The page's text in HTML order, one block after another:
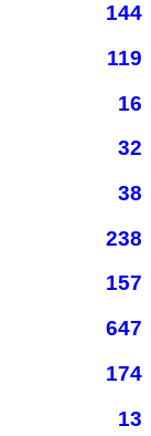
144
119
16
32
38
238
157
647
174
13